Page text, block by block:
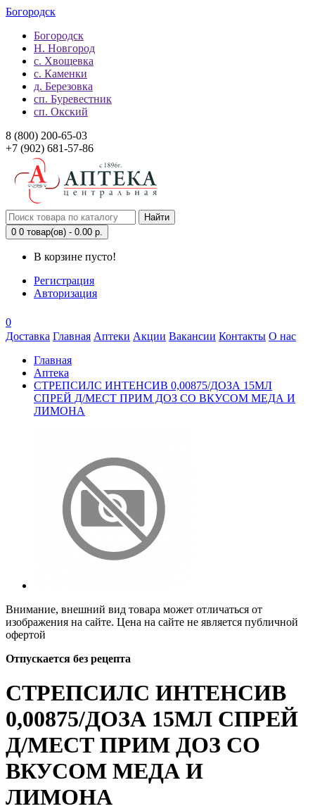
Богородск
Богородск
Н. Новгород
с. Хвощевка
с. Каменки
д. Березовка
сп. Буревестник
сп. Окский
8 (800) 200-65-03
+7 (902) 681-57-86
Найти
0 0 товар(ов) - 0.00 р.
В корзине пусто!
Регистрация
Авторизация
0
Доставка Главная Аптеки Акции Вакансии Контакты О нас
Главная
Аптека
СТРЕПСИЛС ИНТЕНСИВ 0,00875/ДОЗА 15МЛ
СПРЕЙ Д/МЕСТ ПРИМ ДОЗ СО ВКУСОМ МЕДА И
ЛИМОНА
Внимание, внешний вид товара может отличаться от
изображения на сайте. Цена на сайте не является публичной
офертой
Отпускается без рецепта
СТРЕПСИЛС ИНТЕНСИВ
0,00875/ДОЗА 15МЛ СПРЕЙ
Д/МЕСТ ПРИМ ДОЗ СО
ВКУСОМ МЕДА И
ЛИМОНА